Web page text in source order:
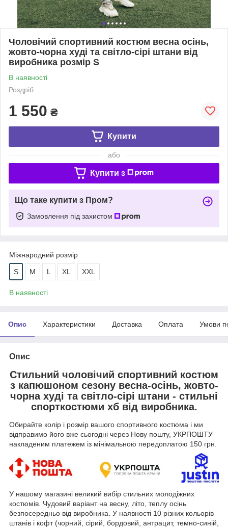
Чоловічий спортивний костюм весна осінь,
жовто-чорна худі та світло-сірі штани від
виробника розмір S
В наявності
Роздріб
1 550 ₴
Купити
або
Купити з
Що таке купити з Пром?
Замовлення під захистом
Міжнародний розмір
S M L XL XXL
В наявності
Опис Характеристики Доставка Оплата Умови
Опис
Стильний чоловічий спортивний костюм
з капюшоном сезону весна-осінь, жовто-
чорна худі та світло-сірі штани - стильні
спорткостюми хб від виробника.
Обирайте колір і розмір вашого спортивного костюма і ми
відправимо його вже сьогодні через Нову пошту, УКРПОШТУ
накладеним платежем із мінімальною передоплатою 150 грн.
У нашому магазині великий вибір стильних молодіжних
костюмів. Чудовий варіант на весну, літо, теплу осінь
безпосередньо від виробника. У наявності 10 різних кольорів
штанів і кофт (чорний, сірий, бордовий, антрацит, темно-синій,